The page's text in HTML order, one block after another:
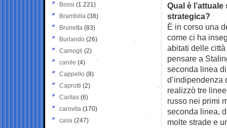
Qual è
strategica?
È in corso una
come ci ha
abitati delle
pensare a
seconda linea
d’indipendenza
realizzò tre
russo nei primi
seconda linea,
molte strade e
Bossi (1.221)
Brambilla (38)
Brunetta (83)
Burlando (26)
Camogli (2)
canile (4)
Cappello (8)
Caprotti (2)
Caritas (6)
carovita (170)
casa (247)